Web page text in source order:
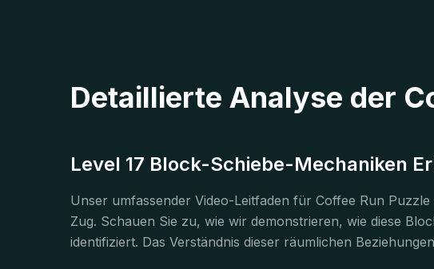
Detaillierte Analyse der
Level 17 Block-Schiebe-Mechaniken
Unser umfassender Video-Leitfaden für Coffee Run
Zug. Schauen Sie zu, wie wir demonstrieren, wie diese
identifiziert. Das Verständnis dieser räumlichen